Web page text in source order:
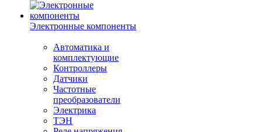
Электронные компоненты
Автоматика и
комплектующие
Контроллеры
Датчики
Частотные
преобразователи
Электрика
ТЭН